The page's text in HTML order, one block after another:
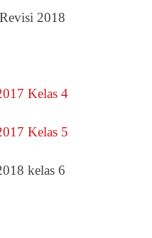
2018
Kelas 4
Kelas 5
kelas 6